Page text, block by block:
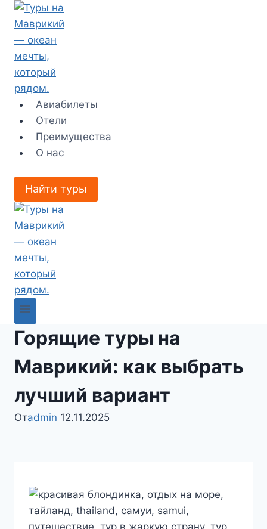
Перейти
содержимому
Авиабилеты
Отели
Преимущества
О нас
Найти туры
Горящие туры на
Маврикий: как выбрать
лучший вариант
Отadmin 12.11.2025